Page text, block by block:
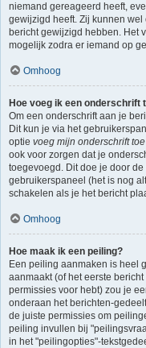
niemand gereageerd heeft,
gewijzigd heeft. Zij kunnen
bericht gewijzigd hebben. Het
mogelijk zodra er iemand op
Omhoog
Hoe voeg ik een onderschrift
Om een onderschrift aan je
Dit kun je via het
optie voeg mijn onderschrift toe
ook voor zorgen dat je
toegevoegd. Dit doe je door
gebruikerspaneel (het is nog
schakelen als je het bericht
Omhoog
Hoe maak ik een peiling?
Een peiling aanmaken is heel
aanmaakt (of het eerste
permissies voor hebt) zou je
onderaan het berichten-
de juiste permissies om
peiling invullen bij
in het "peilingopties"-